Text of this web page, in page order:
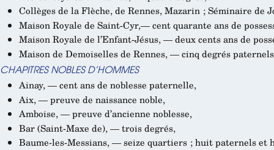
Collèges de la Flèche, de Rennes, Mazarin ; Séminaire de
Maison Royale de Saint-Cyr,— cent quarante ans de
Maison Royale de l’Enfant-Jésus, — deux cents ans de
Maison de Demoiselles de Rennes, — cinq degrés
CHAPITRES NOBLES D’HOMMES
Ainay, — cent ans de noblesse paternelle,
Aix, — preuve de naissance noble,
Amboise, — preuve d’ancienne noblesse,
Bar (Saint-Maxe de), — trois degrés,
Baume-les-Messians, — seize quartiers ; huit paternels et